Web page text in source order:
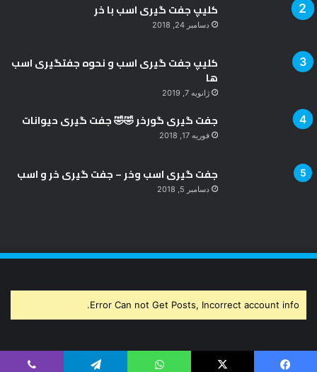
کلیپ جفت گیری اسب با خر
دسامبر 24, 2018
کلیپ جفت گیری اسب و نحوه جفتگیری اسب
ها
ژانویه 7, 2019
جفت گیری گورخر 🤣🤣 جفت گیری حیوانات
فوریه 17, 2018
جفت گیری اسب وخر – جفت گیری خر و اسب
دسامبر 5, 2018
Error Can not Get Posts, Incorrect account info.